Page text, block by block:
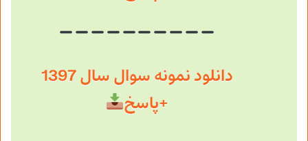
دانلود نمونه سوال سال 1397
+پاسخ